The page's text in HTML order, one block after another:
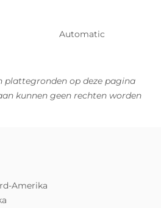
Automatic
plattegronden op deze pagina
kunnen geen rechten worden
Amerika